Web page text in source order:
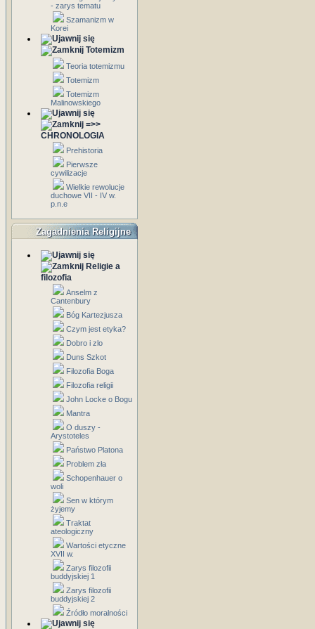
- zarys tematu
Szamanizm w
Korei
Totemizm
Teoria totemizmu
Totemizm
Totemizm
Malinowskiego
=>>
CHRONOLOGIA
Prehistoria
Pierwsze
cywilizacje
Wielkie rewolucje
duchowe VII - IV w.
p.n.e
Zagadnienia Religijne
Religie a
filozofia
Anselm z
Cantenbury
Bóg Kartezjusza
Czym jest etyka?
Dobro i zlo
Duns Szkot
Filozofia Boga
Filozofia religii
John Locke o Bogu
Mantra
O duszy -
Arystoteles
Państwo Platona
Problem zła
Schopenhauer o
woli
Sen w którym
żyjemy
Traktat
ateologiczny
Wartości etyczne
XVII w.
Zarys filozofii
buddyjskiej 1
Zarys filozofii
buddyjskiej 2
Źródło moralności